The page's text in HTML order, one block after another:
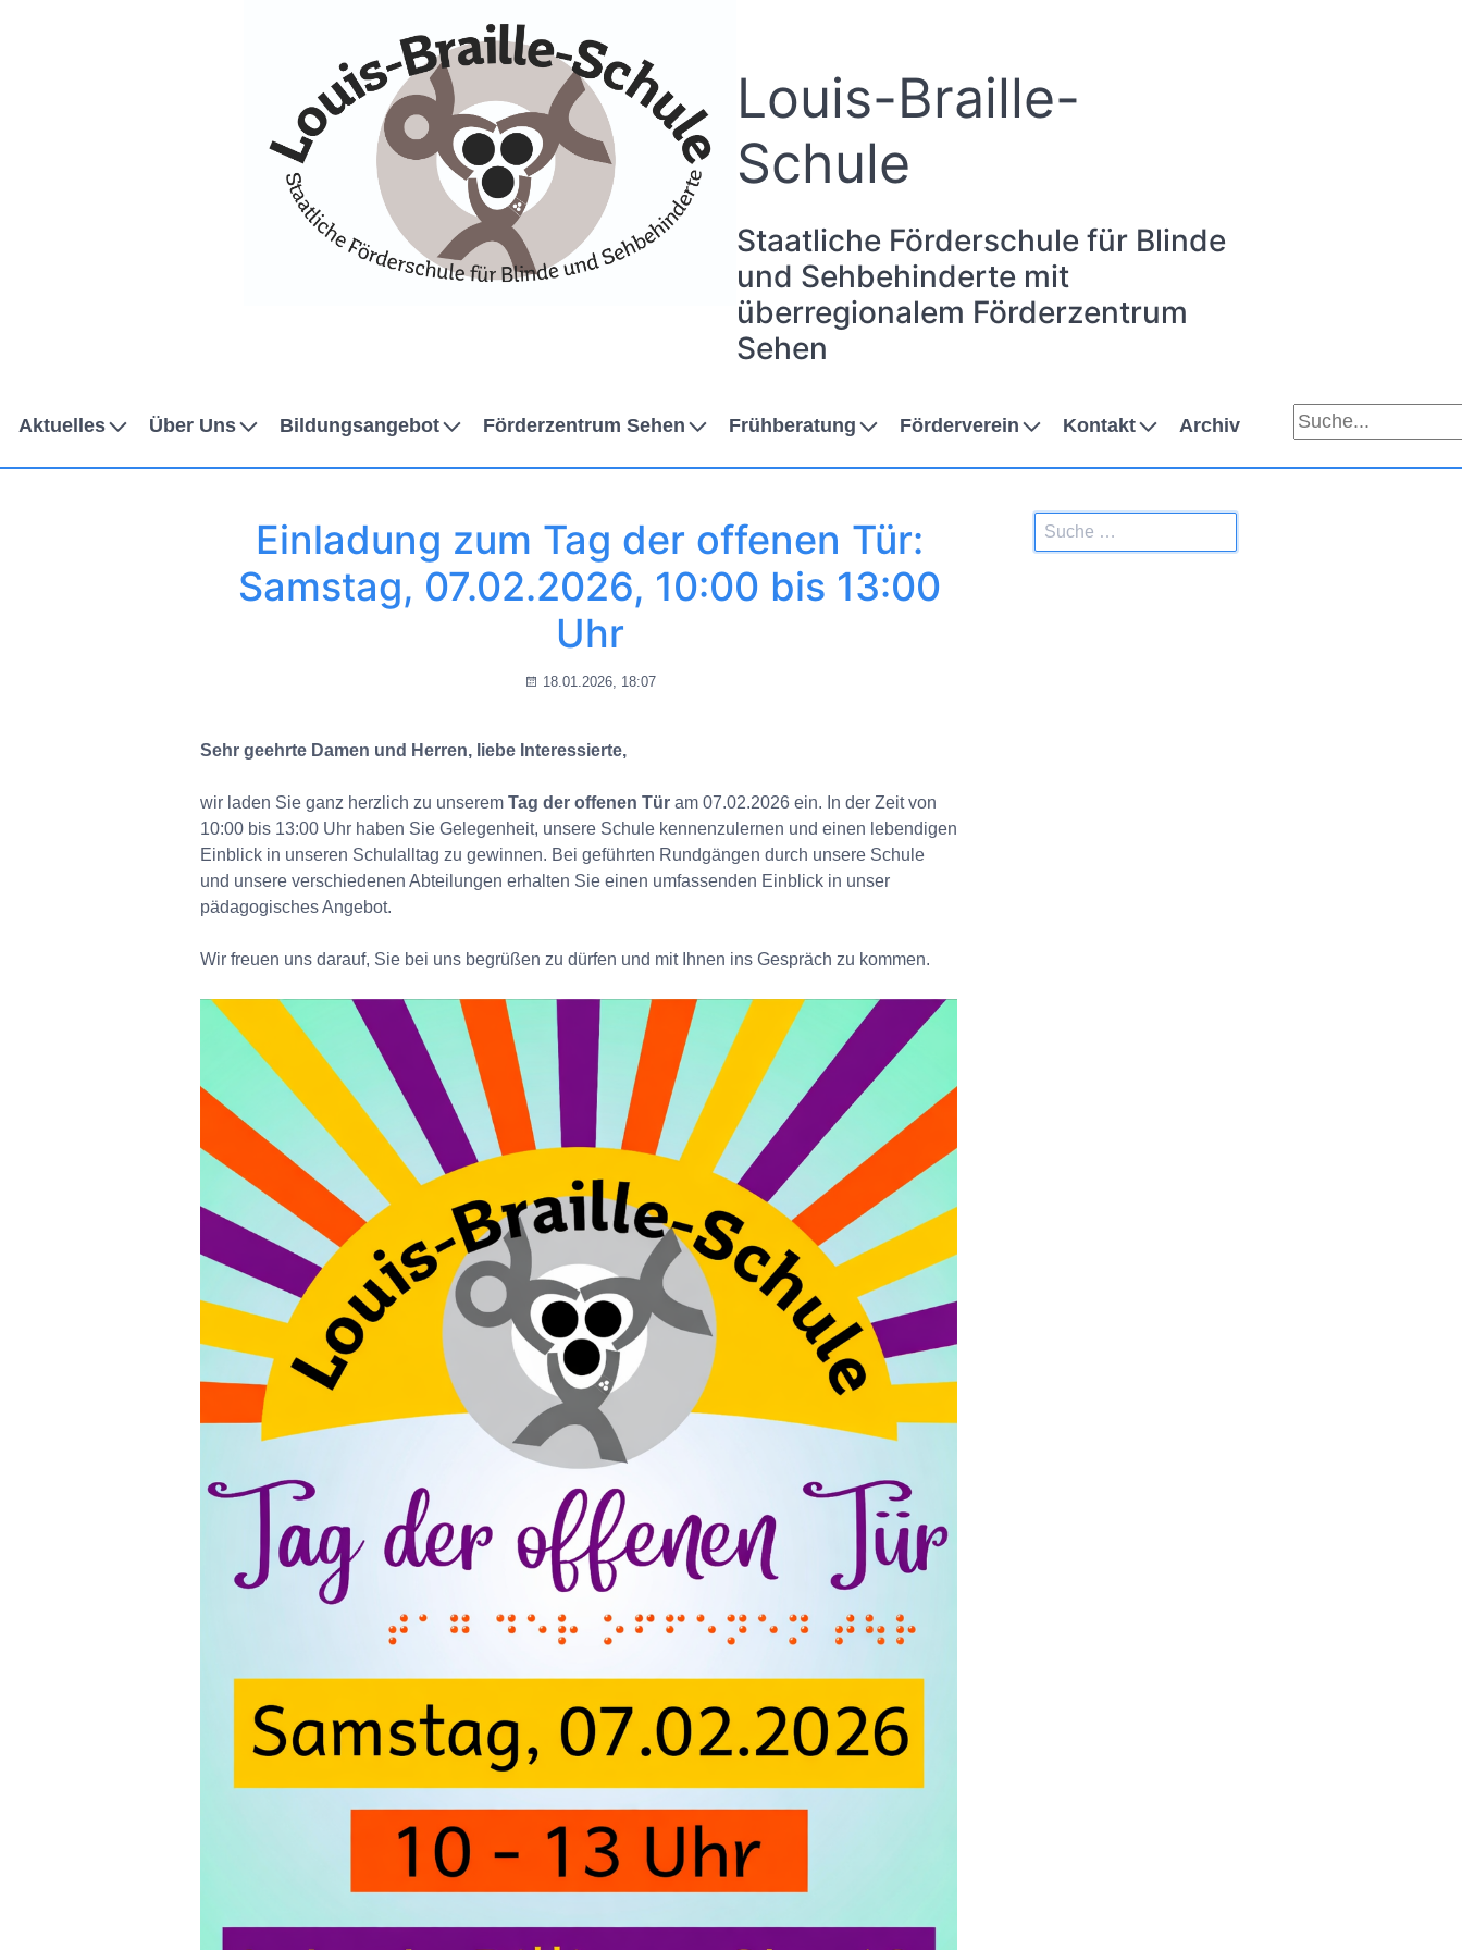
Louis-Braille-
Schule
Staatliche Förderschule für Blinde
und Sehbehinderte mit
überregionalem Förderzentrum
Sehen
Aktuelles Über Uns Bildungsangebot Förderzentrum Sehen Frühberatung Förderverein Kontakt Archiv
Einladung zum Tag der offenen Tür:
Samstag, 07.02.2026, 10:00 bis 13:00
Uhr
18.01.2026, 18:07
Sehr geehrte Damen und Herren, liebe Interessierte,
wir laden Sie ganz herzlich zu unserem Tag der offenen Tür am 07.02.2026 ein. In der Zeit von
10:00 bis 13:00 Uhr haben Sie Gelegenheit, unsere Schule kennenzulernen und einen lebendigen
Einblick in unseren Schulalltag zu gewinnen. Bei geführten Rundgängen durch unsere Schule
und unsere verschiedenen Abteilungen erhalten Sie einen umfassenden Einblick in unser
pädagogisches Angebot.
Wir freuen uns darauf, Sie bei uns begrüßen zu dürfen und mit Ihnen ins Gespräch zu kommen.